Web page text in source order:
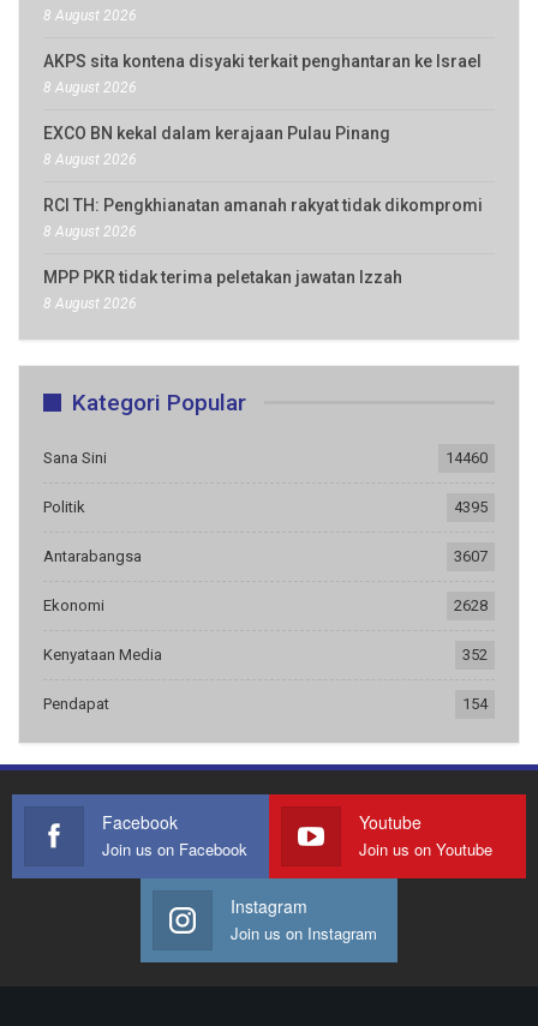
8 August 2026
AKPS sita kontena disyaki terkait penghantaran ke Israel
8 August 2026
EXCO BN kekal dalam kerajaan Pulau Pinang
8 August 2026
RCI TH: Pengkhianatan amanah rakyat tidak dikompromi
8 August 2026
MPP PKR tidak terima peletakan jawatan Izzah
8 August 2026
Kategori Popular
Sana Sini 14460
Politik 4395
Antarabangsa 3607
Ekonomi 2628
Kenyataan Media 352
Pendapat 154
Facebook
Join us on Facebook
Youtube
Join us on Youtube
Instagram
Join us on Instagram